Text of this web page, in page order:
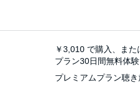
￥3,010 で購入、また
プラン30日間無料体
プレミアムプラン聴き